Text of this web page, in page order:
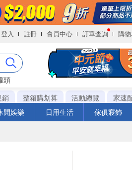
登入 註冊 會員中心 訂單查詢 購
頭
銷
整箱購划算 活動總覽 家速
閒娛樂
日用生活 傢俱寢飾